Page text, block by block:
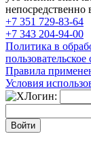
непосредственно
+7 351 729-83-64
+7 343 204-94-00
Политика в
Правила
Условия
Логин: